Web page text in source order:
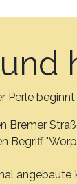
Perle
Bremer
Begriff